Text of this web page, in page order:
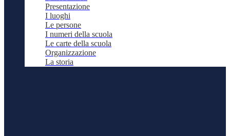
Presentazione
I luoghi
Le persone
I numeri della scuola
Le carte della scuola
Organizzazione
La storia